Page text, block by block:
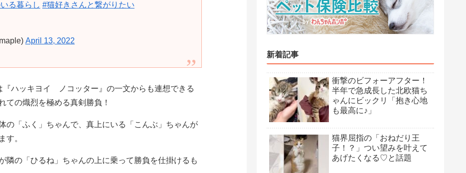
る暮らし #猫好きさんと繋がりたい
April 13, 2022
『ハッキヨイ ノコッター』の一文からも連想できる
ての熾烈を極める真剣勝負！
の「ふく」ちゃんで、真上にいる「こんぶ」ちゃんが
す。
隣の「ひるね」ちゃんの上に乗って勝負を仕掛けるも
新着記事
衝撃のビフォーアフター！
半年で急成長した北欧猫ち
ゃんにビックリ「抱き心地
も最高に♪」
猫界屈指の「おねだり王
子！？」つい望みを叶えて
あげたくなる♡と話題